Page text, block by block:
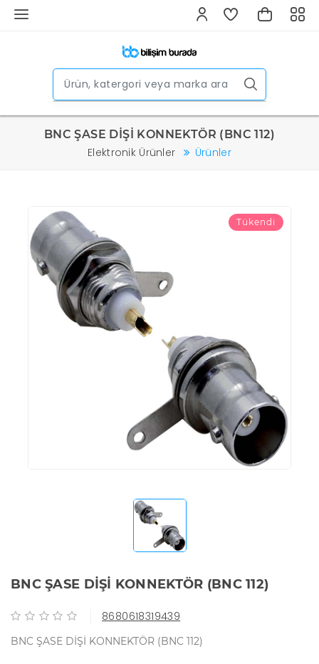
BNC ŞASE DİŞİ KONNEKTÖR (BNC 112)
Elektronik Ürünler Ürünler
Tükendi
BNC ŞASE DİŞİ KONNEKTÖR (BNC 112)
8680618319439
BNC ŞASE DİŞİ KONNEKTÖR (BNC 112)